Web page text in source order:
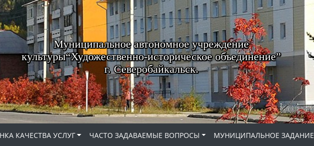
Муниципальное автономное учреждение
культуры“Художественно-историческое объединение”
г. Северобайкальск.
КАЧЕСТВА УСЛУГ ЧАСТО ЗАДАВАЕМЫЕ ВОПРОСЫ
МУНИЦИПАЛЬНОЕ ЗАДАНИЕ